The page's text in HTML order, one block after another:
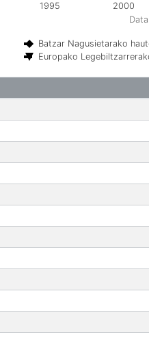
Data
Batzar Nagusietarako
Europako
1995 2000